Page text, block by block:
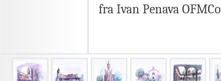
fra Ivan Penava